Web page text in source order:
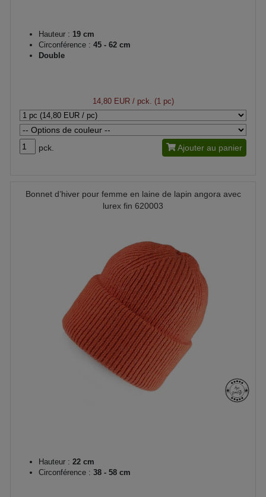
Hauteur : 19 cm
Circonférence : 45 - 62 cm
Double
14,80 EUR/ pck. (1 pc)
pck. Ajouter au panier
Bonnet d’hiver pour femme en laine de lapin angora avec
lurex fin 620003
Hauteur : 22 cm
Circonférence : 38 - 58 cm